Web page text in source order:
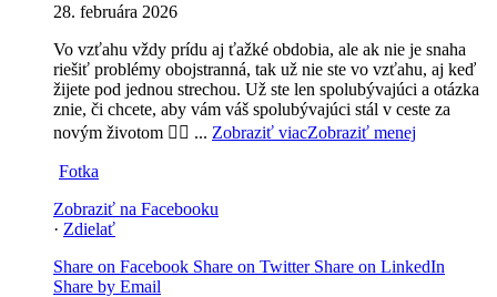
28. februára 2026
Vo vzťahu vždy prídu aj ťažké obdobia, ale ak nie je snaha
riešiť problémy obojstranná, tak už nie ste vo vzťahu, aj keď
žijete pod jednou strechou. Už ste len spolubývajúci a otázka
znie, či chcete, aby vám váš spolubývajúci stál v ceste za
novým životom 🤷‍♀️ ... Zobraziť viacZobraziť menej
Fotka
Zobraziť na Facebooku
· Zdielať
Share on Facebook Share on Twitter Share on LinkedIn
Share by Email